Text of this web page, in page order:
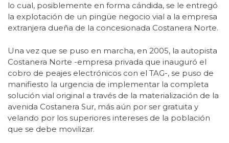
lo cual, posiblemente en forma cándida, se le entregó
la explotación de un pingüe negocio vial a la empresa
extranjera dueña de la concesionada Costanera Norte.
Una vez que se puso en marcha, en 2005, la autopista
Costanera Norte -empresa privada que inauguró el
cobro de peajes electrónicos con el TAG-, se puso de
manifiesto la urgencia de implementar la completa
solución vial original a través de la materialización de la
avenida Costanera Sur, más aún por ser gratuita y
velando por los superiores intereses de la población
que se debe movilizar.